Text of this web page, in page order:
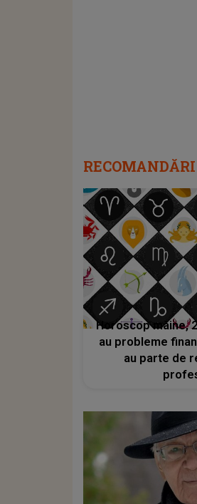
RECOMANDĂRI
Horoscop mâine,
au probleme
au parte de